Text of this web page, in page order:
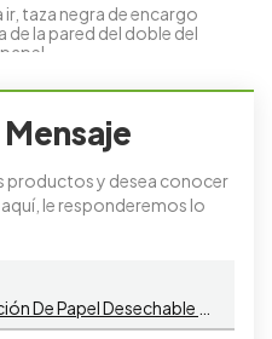
ir, taza negra de encargo
la pared del doble del
productos y desea conocer
le responderemos lo